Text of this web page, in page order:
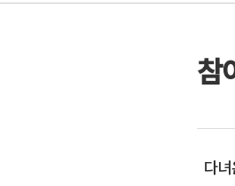
참
다녀